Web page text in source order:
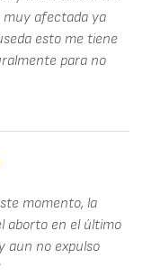
muy afectada ya
esto me tiene
para no
momento, la
aborto en el último
aun no expulso